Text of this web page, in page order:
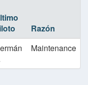
Razón
Maintenance